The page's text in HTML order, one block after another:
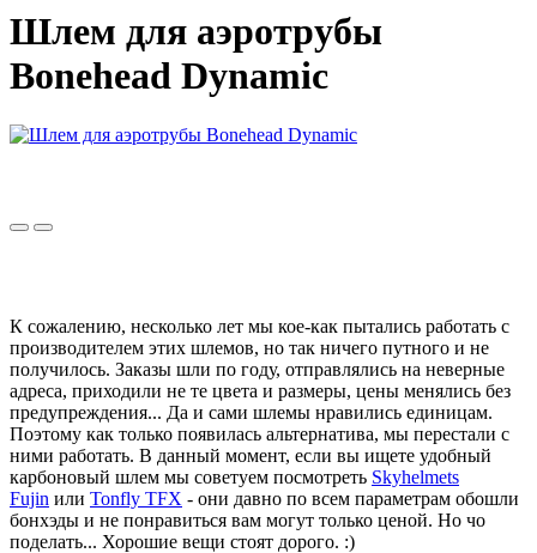
Шлем для аэротрубы
Bonehead Dynamic
К сожалению, несколько лет мы кое-как пытались работать с
производителем этих шлемов, но так ничего путного и не
получилось. Заказы шли по году, отправлялись на неверные
адреса, приходили не те цвета и размеры, цены менялись без
предупреждения... Да и сами шлемы нравились единицам.
Поэтому как только появилась альтернатива, мы перестали с
ними работать. В данный момент, если вы ищете удобный
карбоновый шлем мы советуем посмотреть Skyhelmets
Fujin или Tonfly TFX - они давно по всем параметрам обошли
бонхэды и не понравиться вам могут только ценой. Но чо
поделать... Хорошие вещи стоят дорого. :)